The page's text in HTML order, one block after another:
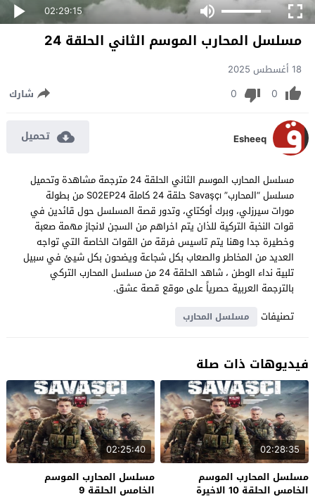
02:29:15
مسلسل المحارب الموسم الثاني الحلقة 24
18 أغسطس 2025
0
0 شارك
Esheeq تحميل
مسلسل المحارب الموسم الثاني الحلقة 24 مترجمة مشاهدة وتحميل
مسلسل “المحارب” Savaşçı حلقة 24 كاملة S02EP24 من بطولة
مورات سيرزلي، وبرك أوكتاي، وتدور قصة المسلسل حول قائدين في
قوات النخبة التركية للذان يتم اخراهم من السجن لانجاز مهمة صعبة
وخطيرة جدا وهنا يتم تاسيس فرقة من القوات الخاصة التي تواجه
العديد من المخاطر والصعاب بكل شجاعة ويضحون بكل شيئ في سبيل
تلبية نداء الوطن ، شاهد الحلقة 24 من مسلسل المحارب التركي
بالترجمة العربية حصرياً على موقع قصة عشق.
تصنيفات
مسلسل المحارب
فيديوهات ذات صلة
02:28:35
مسلسل المحارب الموسم
الخامس الحلقة 10 الاخيرة
02:25:40
مسلسل المحارب الموسم
الخامس الحلقة 9